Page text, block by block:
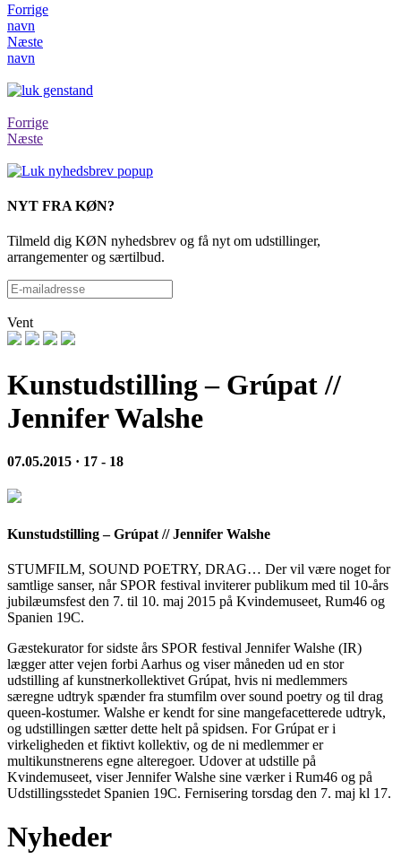
Forrige
navn
Næste
navn
Forrige
Næste
NYT FRA KØN?
Tilmeld dig KØN nyhedsbrev og få nyt om udstillinger,
arrangementer og særtilbud.
Vent
Kunstudstilling – Grúpat //
Jennifer Walshe
07.05.2015 · 17 - 18
Kunstudstilling – Grúpat // Jennifer Walshe
STUMFILM, SOUND POETRY, DRAG… Der vil være noget for
samtlige sanser, når SPOR festival inviterer publikum med til 10-års
jubilæumsfest den 7. til 10. maj 2015 på Kvindemuseet, Rum46 og
Spanien 19C.
Gæstekurator for sidste års SPOR festival Jennifer Walshe (IR)
lægger atter vejen forbi Aarhus og viser måneden ud en stor
udstilling af kunstnerkollektivet Grúpat, hvis ni medlemmers
særegne udtryk spænder fra stumfilm over sound poetry og til drag
queen-kostumer. Walshe er kendt for sine mangefacetterede udtryk,
og udstillingen sætter dette helt på spidsen. For Grúpat er i
virkeligheden et fiktivt kollektiv, og de ni medlemmer er
multikunstnerens egne alteregoer. Udover at udstille på
Kvindemuseet, viser Jennifer Walshe sine værker i Rum46 og på
Udstillingsstedet Spanien 19C. Fernisering torsdag den 7. maj kl 17.
Nyheder